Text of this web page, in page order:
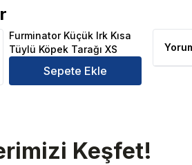
Irk Kısa Tüylü Köpek Tarağı
Furminator Küçük Irk Kısa
Tüylü Köpek Tarağı XS
Sepete Ekle
Keşfet!